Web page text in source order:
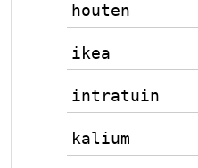
houten
ikea
intratuin
kalium